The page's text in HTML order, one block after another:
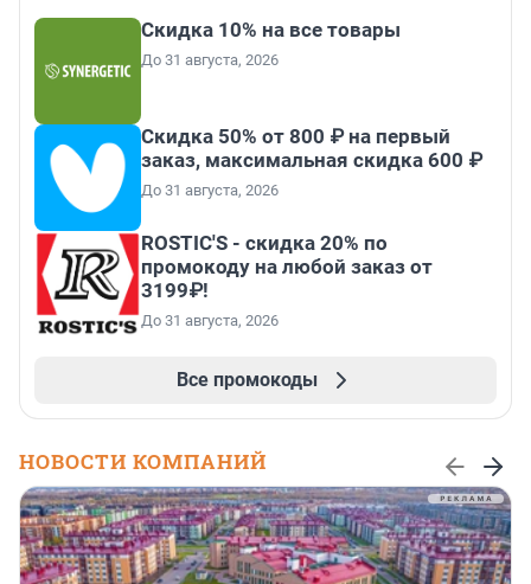
Скидка 10% на все товары
До 31 августа, 2026
Скидка 50% от 800 ₽ на первый
заказ, максимальная скидка 600 ₽
До 31 августа, 2026
ROSTIC'S - скидка 20% по
промокоду на любой заказ от
3199₽!
До 31 августа, 2026
Все промокоды
НОВОСТИ КОМПАНИЙ